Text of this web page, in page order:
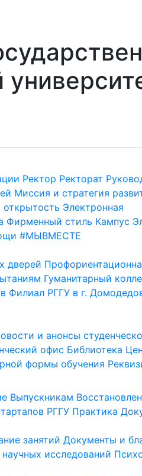
Ректор Ректорат
Миссия и стратегия
Электронная
Фирменный стиль Кампус
#МЫВМЕСТЕ
дверей
Гуманитарный
Филиал РГГУ в г.
и анонсы
офис Библиотека
формы обучения
Выпускникам
РГГУ Практика
занятий Документы и
исследований